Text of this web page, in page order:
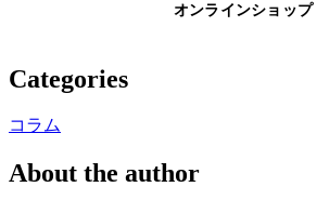
オンラインショップ
Categories
コラム
About the author